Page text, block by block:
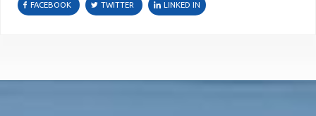
FACEBOOK TWITTER LINKED IN